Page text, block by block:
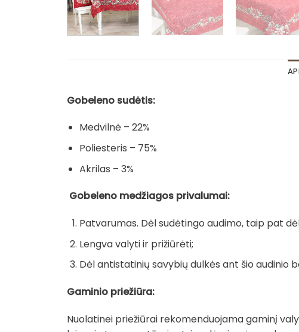
Gobeleno sudėtis:
Medvilnė – 22%
Poliesteris – 75%
Akrilas – 3%
Gobeleno medžiagos privalumai:
Patvarumas. Dėl sudėtingo audimo, taip pat
Lengva valyti ir prižiūrėti;
Dėl antistatinių savybių dulkės ant šio audinio
Gaminio priežiūra:
Nuolatinei priežiūrai rekomenduojama gaminį